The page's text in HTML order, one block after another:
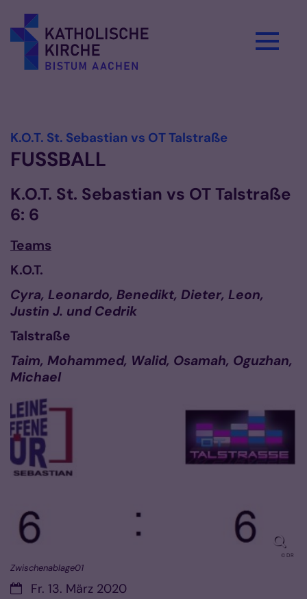
K.O.T. St. Sebastian vs OT Talstraße:
FUSSBALL
K.O.T. St. Sebastian vs OT Talstraße
6: 6
Teams
K.O.T.
Cyra, Leonardo, Benedikt, Dieter, Leon,
Justin J. und Cedrik
Talstraße
Taim, Mohammed, Walid, Osamah, Oguzhan,
Michael
© DR
Zwischenablage01
Datum:Fr. 13. März 2020